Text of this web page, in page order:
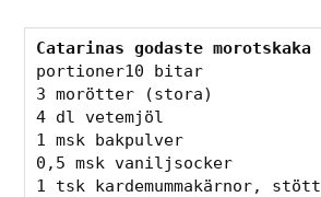
Catarinas godaste morotskaka
portioner10 bitar
3 morötter (stora)
4 dl vetemjöl
1 msk bakpulver
0,5 msk vaniljsocker
1 tsk kardemummakärnor, stött